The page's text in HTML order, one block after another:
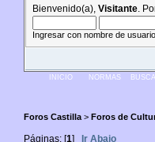
Bienvenido(a), Visitante .
Ingresar con nombre de
INICIO NORMAS
Foros Castilla > Foros de
Páginas: [1] Ir Abajo